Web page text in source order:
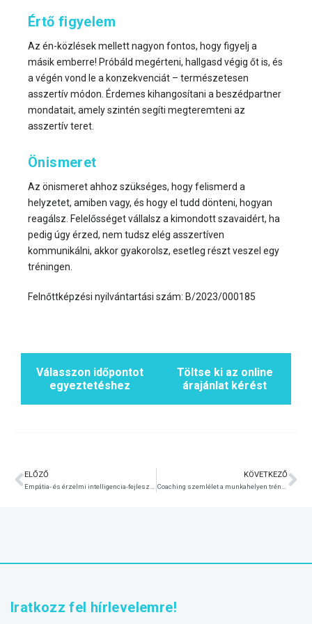
Értő figyelem
Az én-közlések mellett nagyon fontos, hogy figyelj a
másik emberre! Próbáld megérteni, hallgasd végig őt is, és
a végén vond le a konzekvenciát – természetesen
asszertív módon. Érdemes kihangosítani a beszédpartner
mondatait, amely szintén segíti megteremteni az
asszertív teret.
Önismeret
Az önismeret ahhoz szükséges, hogy felismerd a
helyzetet, amiben vagy, és hogy el tudd dönteni, hogyan
reagálsz. Felelősséget vállalsz a kimondott szavaidért, ha
pedig úgy érzed, nem tudsz elég asszertíven
kommunikálni, akkor gyakorolsz, esetleg részt veszel egy
tréningen.
Felnőttképzési nyilvántartási szám: B/2023/000185
Válasszon időpontot
egyeztetéshez
Töltse ki az online
árajánlat kérést
ELŐZŐ
Empátia- és érzelmi intelligencia-fejlesztés tréning cégeknek
KÖVETKEZŐ
Coaching szemlélet a munkahelyen tréning vezetőknek
Iratkozz fel hírlevelemre!